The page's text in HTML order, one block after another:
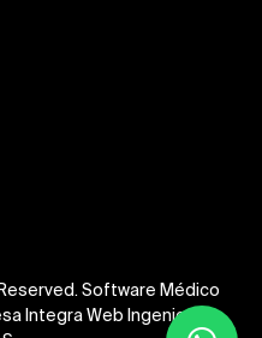
Software Médico
Integra Web Ingeniería